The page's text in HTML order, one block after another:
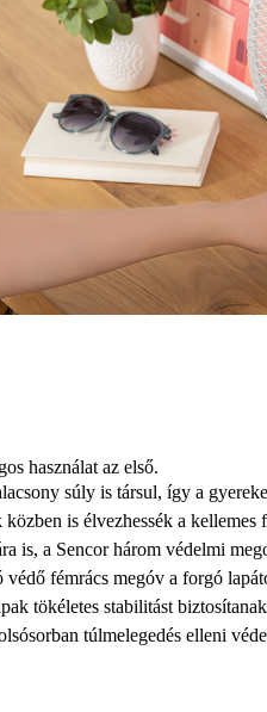
használat az első.
súly is társul, így a
is élvezhessék a
is, a Sencorhárom védelmi
védő fémrács megóv a forgó
tökéletes stabilitást
túlmelegedés elleni